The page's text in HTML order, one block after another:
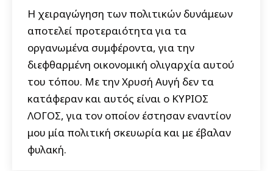
Η χειραγώγηση των πολιτικών δυνάμεων
αποτελεί προτεραιότητα για τα
οργανωμένα συμφέροντα, για την
διεφθαρμένη οικονομική ολιγαρχία αυτού
του τόπου. Με την Χρυσή Αυγή δεν τα
κατάφεραν και αυτός είναι ο ΚΥΡΙΟΣ
ΛΟΓΟΣ, για τον οποίον έστησαν εναντίον
μου μία πολιτική σκευωρία και με έβαλαν
φυλακή.